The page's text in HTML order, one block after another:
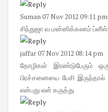
Suman07 Nov 2012 09:11 pm
சிந்துஜா வ மன்னிக்கலாம் ப்ளீஸ்
jaffar07 Nov 2012 08:14 pm
தோழிகள் இரண்டுபேரும்
பிரச்சனையை பேசி
என்பது என் கருத்து